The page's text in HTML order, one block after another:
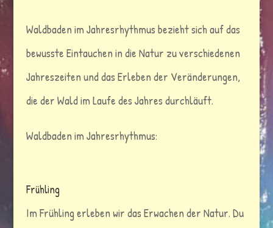
Waldbaden im Jahresrhythmus bezieht sich auf das
bewusste Eintauchen in die Natur zu verschiedenen
Jahreszeiten und das Erleben der Veränderungen,
die der Wald im Laufe des Jahres durchläuft.
Waldbaden im Jahresrhythmus:
Frühling
Im Frühling erleben wir das Erwachen der Natur. Du